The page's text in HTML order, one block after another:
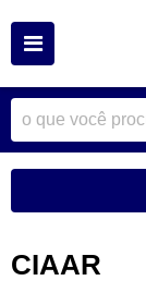
CIAAR